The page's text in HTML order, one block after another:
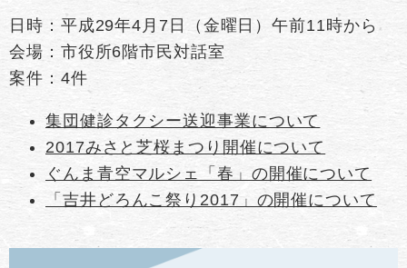
日時：平成29年4月7日（金曜日）午前11時から
会場：市役所6階市民対話室
案件：4件
集団健診タクシー送迎事業について
2017みさと芝桜まつり開催について
ぐんま青空マルシェ「春」の開催について
「吉井どろんこ祭り2017」の開催について